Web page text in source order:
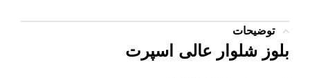
توضیحات
بلوز شلوار عالی اسپرت